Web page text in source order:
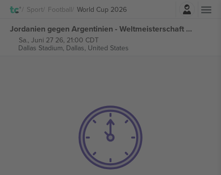
Sport Football World Cup 2026Einloggen
Jordanien gegen Argentinien - Weltmeisterschaft 2026 - M70 Gruppe J tickets
Sa., Juni 27 26, 21:00 CDT
Dallas Stadium, Dallas, United States